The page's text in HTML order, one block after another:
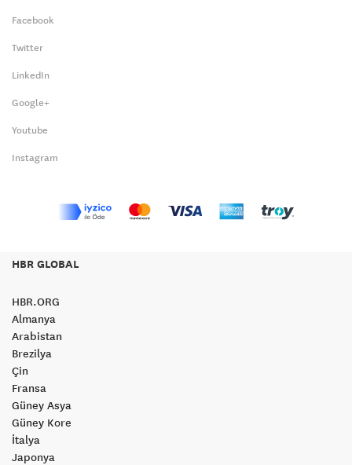
Facebook
Twitter
LinkedIn
Google+
Youtube
Instagram
HBR GLOBAL
HBR.ORG
Almanya
Arabistan
Brezilya
Çin
Fransa
Güney Asya
Güney Kore
İtalya
Japonya